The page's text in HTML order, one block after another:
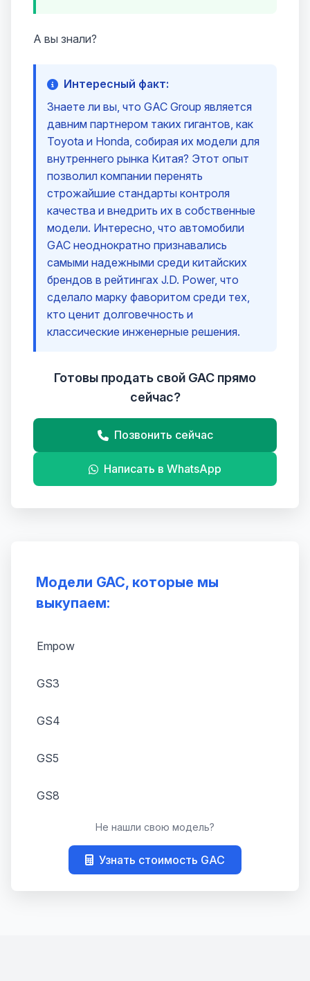
Модели GAC, которые мы
выкупаем:
Empow
GS3
GS4
GS5
GS8
Не нашли свою модель?
Узнать стоимость GAC
А вы знали?
Интересный факт:
Знаете ли вы, что GAC Group является
давним партнером таких гигантов, как
Toyota и Honda, собирая их модели для
внутреннего рынка Китая? Этот опыт
позволил компании перенять
строжайшие стандарты контроля
качества и внедрить их в собственные
модели. Интересно, что автомобили
GAC неоднократно признавались
самыми надежными среди китайских
брендов в рейтингах J.D. Power, что
сделало марку фаворитом среди тех,
кто ценит долговечность и
классические инженерные решения.
Готовы продать свой GAC прямо
сейчас?
Позвонить сейчас
Написать в WhatsApp